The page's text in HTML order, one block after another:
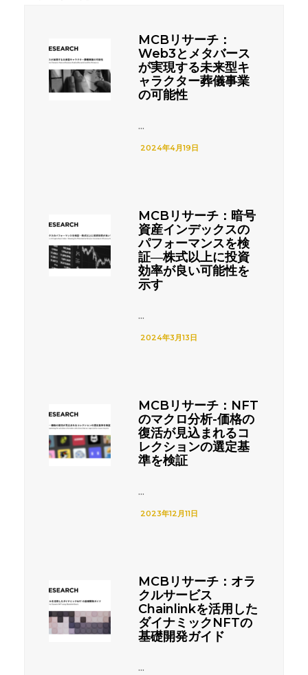
MCBリサーチ：
Web3とメタバース
が実現する未来型キ
ャラクター葬儀事業
の可能性
...
2024年4月19日
MCBリサーチ：暗号
資産インデックスの
パフォーマンスを検
証―株式以上に投資
効率が良い可能性を
示す
...
2024年3月13日
MCBリサーチ：NFT
のマクロ分析-価格の
復活が見込まれるコ
レクションの選定基
準を検証
...
2023年12月11日
MCBリサーチ：オラ
クルサービス
Chainlinkを活用した
ダイナミックNFTの
基礎開発ガイド
...